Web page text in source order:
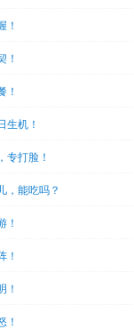
！
！
！
生机！
专打脸！
，能吃吗？
！
！
！
！